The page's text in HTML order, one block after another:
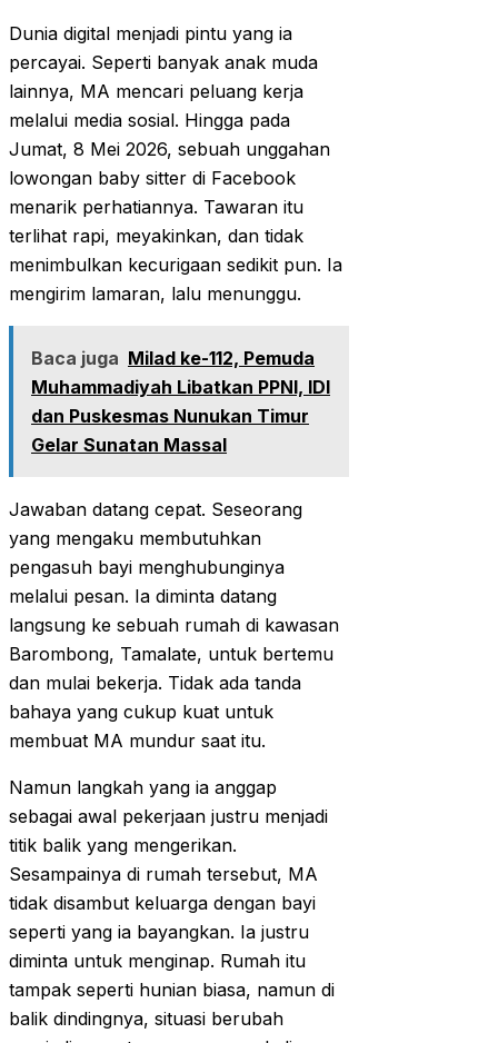
Dunia digital menjadi pintu yang ia
percayai. Seperti banyak anak muda
lainnya, MA mencari peluang kerja
melalui media sosial. Hingga pada
Jumat, 8 Mei 2026, sebuah unggahan
lowongan baby sitter di Facebook
menarik perhatiannya. Tawaran itu
terlihat rapi, meyakinkan, dan tidak
menimbulkan kecurigaan sedikit pun. Ia
mengirim lamaran, lalu menunggu.
Baca juga Milad ke-112, Pemuda
Muhammadiyah Libatkan PPNI, IDI
dan Puskesmas Nunukan Timur
Gelar Sunatan Massal
Jawaban datang cepat. Seseorang
yang mengaku membutuhkan
pengasuh bayi menghubunginya
melalui pesan. Ia diminta datang
langsung ke sebuah rumah di kawasan
Barombong, Tamalate, untuk bertemu
dan mulai bekerja. Tidak ada tanda
bahaya yang cukup kuat untuk
membuat MA mundur saat itu.
Namun langkah yang ia anggap
sebagai awal pekerjaan justru menjadi
titik balik yang mengerikan.
Sesampainya di rumah tersebut, MA
tidak disambut keluarga dengan bayi
seperti yang ia bayangkan. Ia justru
diminta untuk menginap. Rumah itu
tampak seperti hunian biasa, namun di
balik dindingnya, situasi berubah